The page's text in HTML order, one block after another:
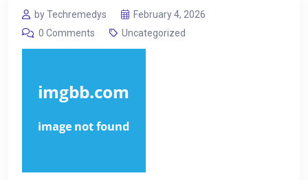
by Techremedys
February 4, 2026
0 Comments
Uncategorized